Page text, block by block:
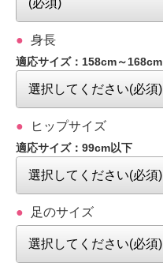
身長
適応サイズ：158cm～168cm
ヒップサイズ
適応サイズ：99cm以下
足のサイズ